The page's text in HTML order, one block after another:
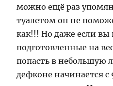
можно ещё раз
туалетом он не
как!!! Но даже если
подготовленные на
попасть в небольшую
дефконе начинается с